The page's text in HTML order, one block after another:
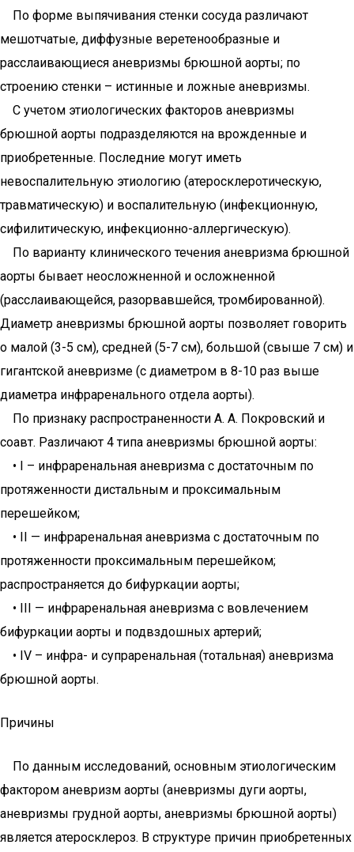
По форме выпячивания стенки сосуда различают
мешотчатые, диффузные веретенообразные и
расслаивающиеся аневризмы брюшной аорты; по
строению стенки – истинные и ложные аневризмы.
С учетом этиологических факторов аневризмы
брюшной аорты подразделяются на врожденные и
приобретенные. Последние могут иметь
невоспалительную этиологию (атеросклеротическую,
травматическую) и воспалительную (инфекционную,
сифилитическую, инфекционно-аллергическую).
По варианту клинического течения аневризма брюшной
аорты бывает неосложненной и осложненной
(расслаивающейся, разорвавшейся, тромбированной).
Диаметр аневризмы брюшной аорты позволяет говорить
о малой (3-5 см), средней (5-7 см), большой (свыше 7 см) и
гигантской аневризме (с диаметром в 8-10 раз выше
диаметра инфраренального отдела аорты).
По признаку распространенности А. А. Покров­ский и
соавт. Различают 4 типа аневризмы брюшной аорты:
• I – инфраренальная аневризма с достаточным по
протяженности дистальным и проксимальным
перешейком;
• II — инфраренальная аневризма с достаточным по
протяженности проксимальным перешейком;
распространяется до бифуркации аорты;
• III — инфраренальная аневризма с вовлечением
бифуркации аорты и подвздошных артерий;
• IV – инфра- и супраренальная (тотальная) аневризма
брюшной аорты.
Причины
По данным исследований, основным этиологическим
фактором аневризм аорты (аневризмы дуги аорты,
аневризмы грудной аорты, аневризмы брюшной аорты)
является атеросклероз. В структуре причин приобретенных